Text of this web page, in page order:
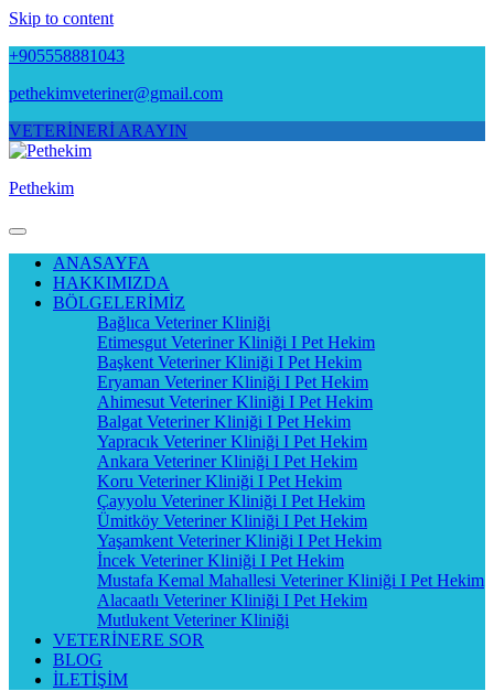
Skip to content
+905558881043
pethekimveteriner@gmail.com
VETERİNERİ ARAYIN
Pethekim
ANASAYFA
HAKKIMIZDA
BÖLGELERİMİZ
Bağlıca Veteriner Kliniği
Etimesgut Veteriner Kliniği I Pet Hekim
Başkent Veteriner Kliniği I Pet Hekim
Eryaman Veteriner Kliniği I Pet Hekim
Ahimesut Veteriner Kliniği I Pet Hekim
Balgat Veteriner Kliniği I Pet Hekim
Yapracık Veteriner Kliniği I Pet Hekim
Ankara Veteriner Kliniği I Pet Hekim
Koru Veteriner Kliniği I Pet Hekim
Çayyolu Veteriner Kliniği I Pet Hekim
Ümitköy Veteriner Kliniği I Pet Hekim
Yaşamkent Veteriner Kliniği I Pet Hekim
İncek Veteriner Kliniği I Pet Hekim
Mustafa Kemal Mahallesi Veteriner Kliniği I Pet Hekim
Alacaatlı Veteriner Kliniği I Pet Hekim
Mutlukent Veteriner Kliniği
VETERİNERE SOR
BLOG
İLETİŞİM